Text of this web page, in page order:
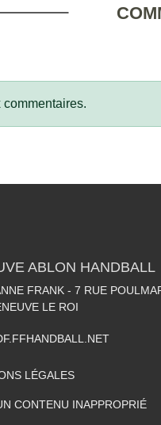
ABLON HANDBALL
FRANK - 7 RUE
LE ROI
LÉGALES
CONTENU INAPPROPRIÉ